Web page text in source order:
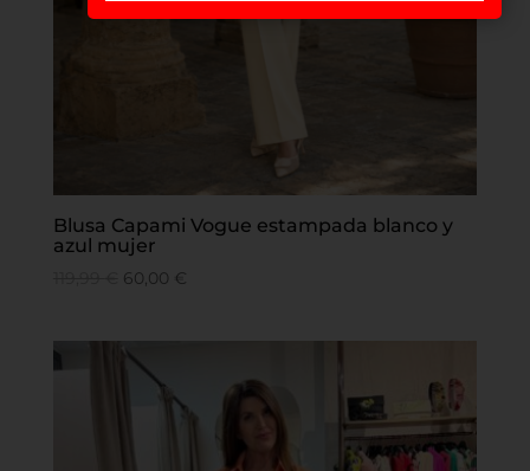
Blusa Capami Vogue estampada blanco y
azul mujer
60,00 €